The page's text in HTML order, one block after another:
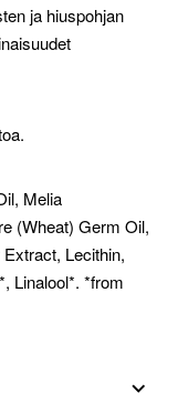
ja hiuspohjan
Melia
(Wheat) Germ Oil,
Lecithin,
Linalool*. *from